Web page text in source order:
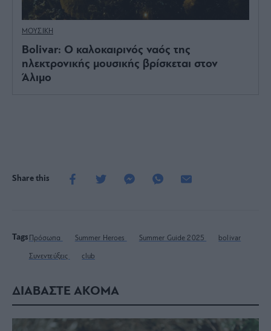
ΜΟΥΣΙΚΗ
Bolivar: Ο καλοκαιρινός ναός της
ηλεκτρονικής μουσικής βρίσκεται στον
Άλιμο
Share this
Tags Πρόσωπα Summer Heroes Summer Guide 2025 bolivar
Συνεντεύξεις club
ΔΙΑΒΑΣΤΕ ΑΚΟΜΑ